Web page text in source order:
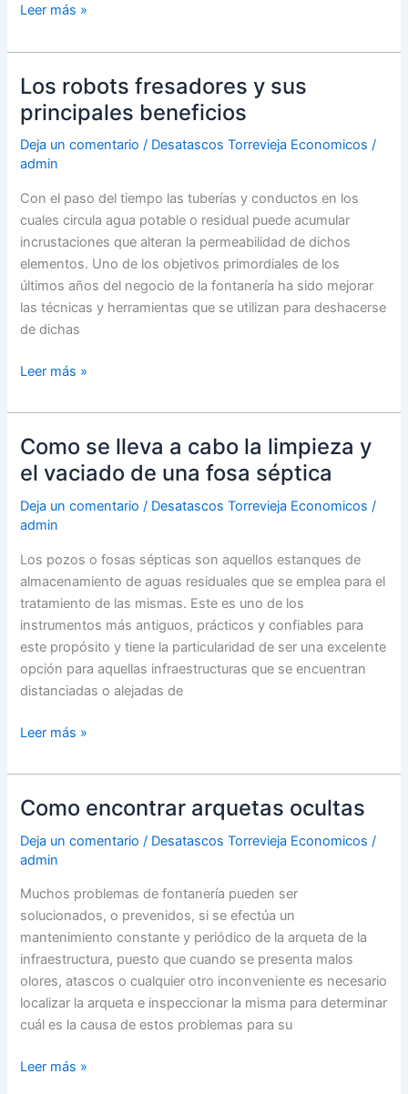
Medidas
las
fosas
sépticas
Leer más »
Los robots fresadores y sus
principales beneficios
Deja un comentario / Desatascos Torrevieja Economicos /
admin
Con el paso del tiempo las tuberías y conductos en los
cuales circula agua potable o residual puede acumular
incrustaciones que alteran la permeabilidad de dichos
elementos. Uno de los objetivos primordiales de los
últimos años del negocio de la fontanería ha sido mejorar
las técnicas y herramientas que se utilizan para deshacerse
de dichas
Los
fresadores
y
sus
principales
beneficios
Leer más »
Como se lleva a cabo la limpieza y
el vaciado de una fosa séptica
Deja un comentario / Desatascos Torrevieja Economicos /
admin
Los pozos o fosas sépticas son aquellos estanques de
almacenamiento de aguas residuales que se emplea para el
tratamiento de las mismas. Este es uno de los
instrumentos más antiguos, prácticos y confiables para
este propósito y tiene la particularidad de ser una excelente
opción para aquellas infraestructuras que se encuentran
distanciadas o alejadas de
Como
lleva
a
cabo
la
limpieza
y
de
una
fosa
séptica
Leer más »
Como encontrar arquetas ocultas
Deja un comentario / Desatascos Torrevieja Economicos /
admin
Muchos problemas de fontanería pueden ser
solucionados, o prevenidos, si se efectúa un
mantenimiento constante y periódico de la arqueta de la
infraestructura, puesto que cuando se presenta malos
olores, atascos o cualquier otro inconveniente es necesario
localizar la arqueta e inspeccionar la misma para determinar
cuál es la causa de estos problemas para su
Como
Leer más »